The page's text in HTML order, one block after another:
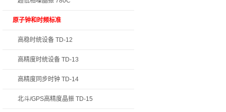
原子钟和时频标准
高稳时统设备 TD-12
高精度时统设备 TD-13
高精度同步时钟 TD-14
北斗/GPS高精度晶振 TD-15